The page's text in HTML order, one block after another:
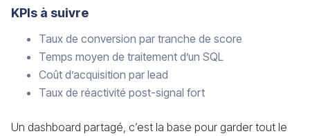
KPIs à suivre
Taux de conversion par tranche de score
Temps moyen de traitement d’un SQL
Coût d’acquisition par lead
Taux de réactivité post-signal fort
Un dashboard partagé, c’est la base pour garder tout le